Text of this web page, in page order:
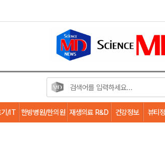
기/IT 한방병원/한의원 재생의료 R&D 건강정보 뷰티